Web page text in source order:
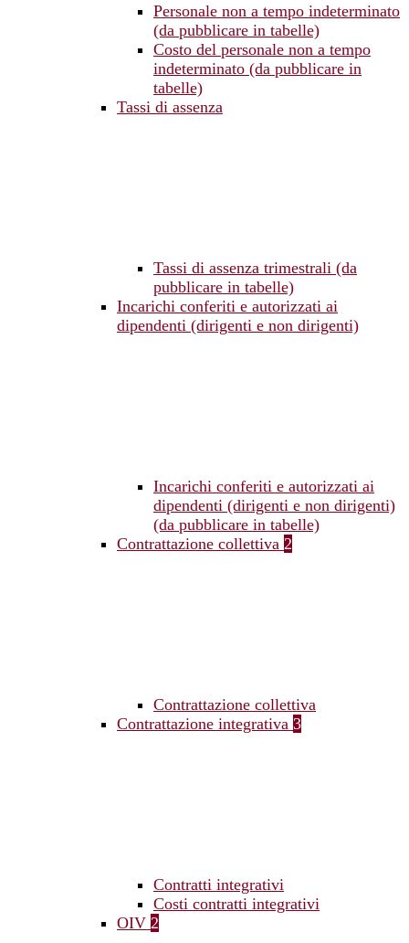
Personale non a tempo indeterminato
(da pubblicare in tabelle)
Costo del personale non a tempo
indeterminato (da pubblicare in
tabelle)
Tassi di assenza
Tassi di assenza trimestrali (da
pubblicare in tabelle)
Incarichi conferiti e autorizzati ai
dipendenti (dirigenti e non dirigenti)
Incarichi conferiti e autorizzati ai
dipendenti (dirigenti e non dirigenti)
(da pubblicare in tabelle)
Contrattazione collettiva 2
Contrattazione collettiva
Contrattazione integrativa 3
Contratti integrativi
Costi contratti integrativi
OIV 2